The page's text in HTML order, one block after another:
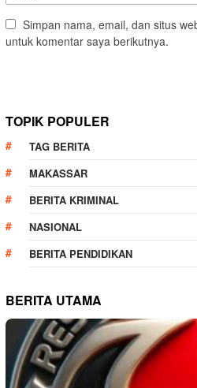
Simpan nama, email, dan situs
untuk komentar saya berikutnya.
TOPIK POPULER
TAG BERITA
MAKASSAR
BERITA KRIMINAL
NASIONAL
BERITA PENDIDIKAN
BERITA UTAMA